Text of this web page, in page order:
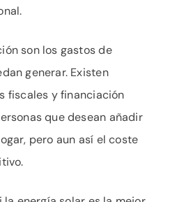
son los gastos de
generar. Existen
fiscales y financiación
que desean añadir
pero aun así el coste